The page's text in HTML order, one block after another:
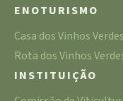
ENOTURISMO
Casa dos Vinhos Verdes
Rota dos Vinhos
INSTITUIÇÃO